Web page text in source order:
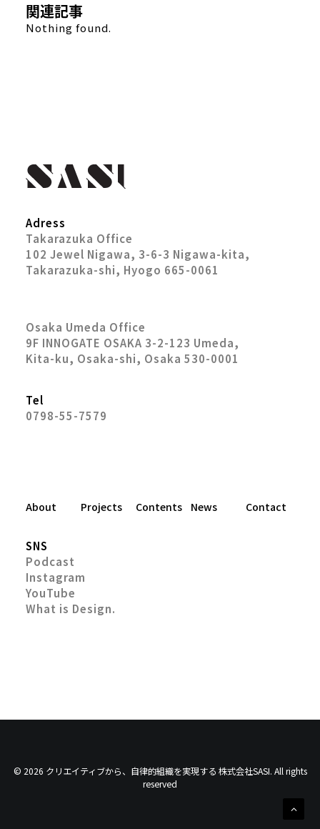
関連記事
Nothing found.
Adress
Takarazuka Office
102 Jewel Nigawa, 3-6-3 Nigawa-kita,
Takarazuka-shi, Hyogo 665-0061
Osaka Umeda Office
9F INNOGATE OSAKA 3-2-123 Umeda,
Kita-ku, Osaka-shi, Osaka 530-0001
Tel
0798-55-7579
About Projects Contents News Contact
SNS
Podcast
Instagram
YouTube
What is Design.
© 2026 クリエイティブから、自律的組織を実現する 株式会社SASI. All rights
reserved